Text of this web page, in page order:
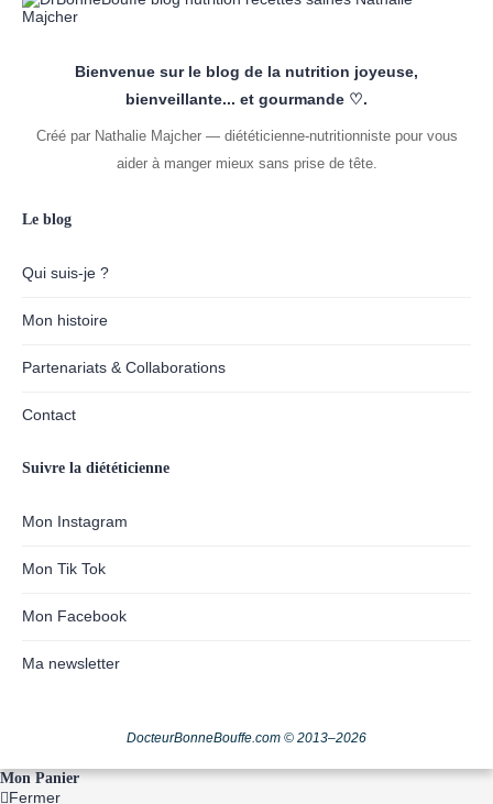
Bienvenue sur le blog de la nutrition joyeuse,
bienveillante... et gourmande ♡.
Créé par Nathalie Majcher — diététicienne-nutritionniste pour vous
aider à manger mieux sans prise de tête.
Le blog
Qui suis-je ?
Mon histoire
Partenariats & Collaborations
Contact
Suivre la diététicienne
Mon Instagram
Mon Tik Tok
Mon Facebook
Ma newsletter
DocteurBonneBouffe.com © 2013–2026
Mon Panier
Fermer